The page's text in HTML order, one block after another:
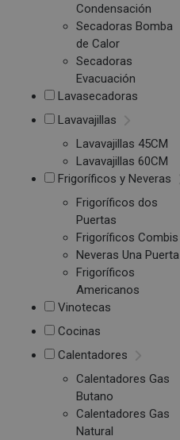
Condensación
Secadoras Bomba
de Calor
Secadoras
Evacuación
Lavasecadoras
Lavavajillas
Lavavajillas 45CM
Lavavajillas 60CM
Frigoríficos y Neveras
Frigoríficos dos
Puertas
Frigoríficos Combis
Neveras Una Puerta
Frigoríficos
Americanos
Vinotecas
Cocinas
Calentadores
Calentadores Gas
Butano
Calentadores Gas
Natural